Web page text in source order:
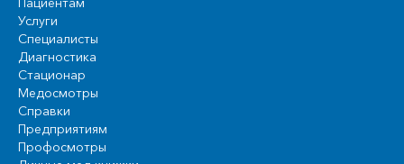
Услуги
Специалисты
Диагностика
Стационар
Медосмотры
Справки
Предприятиям
Профосмотры